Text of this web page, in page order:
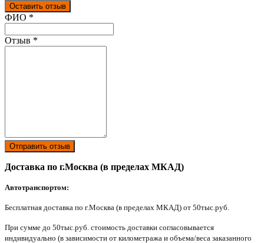
Оставить отзыв
Ваш отзыв был отправлен!
ФИО *
Отзыв *
Отправить отзыв
Доставка по г.Москва (в пределах МКАД)
Автотранспортом:
Бесплатная доставка по г.Москва (в пределах МКАД) от 50тыс.руб.
При сумме до 50тыс.руб. стоимость доставки согласовывается
индивидуально (в зависимости от километража и объема/веса заказанного